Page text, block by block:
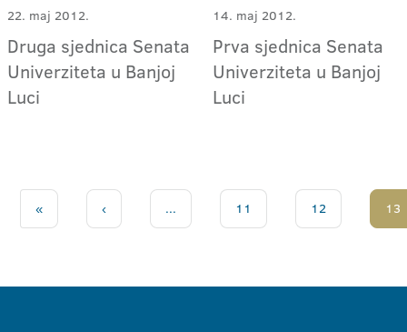
22. maj 2012.
Druga sjednica Senata
Univerziteta u Banjoj
Luci
14. maj 2012.
Prva sjednica Senata
Univerziteta u Banjoj
Luci
« ‹ ... 11 12 13